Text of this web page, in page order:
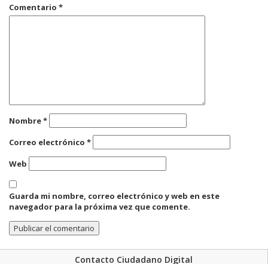
Comentario *
Nombre*
Correo electrónico *
Web
Guarda mi nombre, correo electrónico y web en este
navegador para la próxima vez que comente.
Contacto Ciudadano Digital